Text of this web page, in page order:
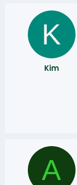
K
Kim
A